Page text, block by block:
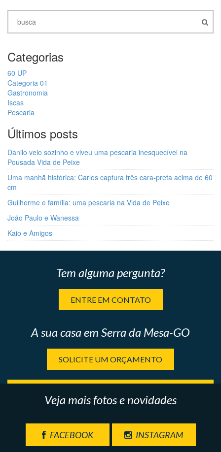
Categorias
60 UP
Categoria 01
Gastronomia
Iscas
Pescaria
Últimos posts
Danilo veio sozinho e viveu uma pescaria inesquecível na
Pousada Vida de Peixe
Uma manhã histórica: Carlos captura três cara-preta acima de 60
cm
Guilherme e família: uma pescaria na Vida de Peixe
João Paulo e Wanessa
Kaio e Amigos
Tem alguma pergunta?
ENTRE EM CONTATO
A sua casa em Serra da Mesa-GO
SOLICITE UM ORÇAMENTO
Veja mais fotos e novidades
FACEBOOK INSTAGRAM